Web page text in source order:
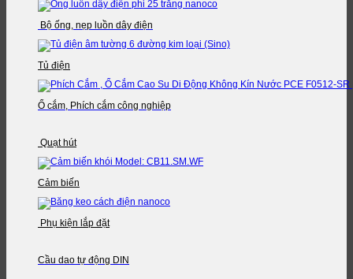
Bộ ống, nẹp luồn dây điện
Tủ điện
Ổ cắm, Phích cắm công nghiệp
Quạt hút
Cảm biến
Phụ kiện lắp đặt
Cầu dao tự động DIN